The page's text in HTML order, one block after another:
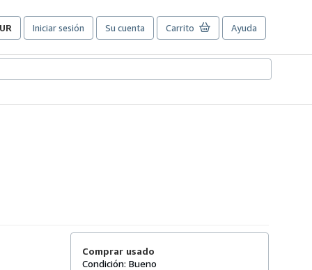
Iniciar sesión Su cuenta Carrito Ayuda
Comprar usado
Condición: Bueno